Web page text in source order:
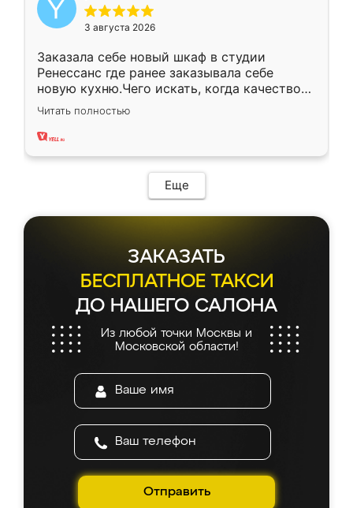
3 августа 2026
Заказала себе новый шкаф в студии
Ренессанс где ранее заказывала себе
новую кухню.Чего искать, когда качеством
вполне довольна. Служит кухня уже почти
два года, нареканий нет.
Читать полностью
Еще
ЗАКАЗАТЬ
БЕСПЛАТНОЕ ТАКСИ
ДО НАШЕГО САЛОНА
Из любой точки Москвы и
Московской области!
Отправить